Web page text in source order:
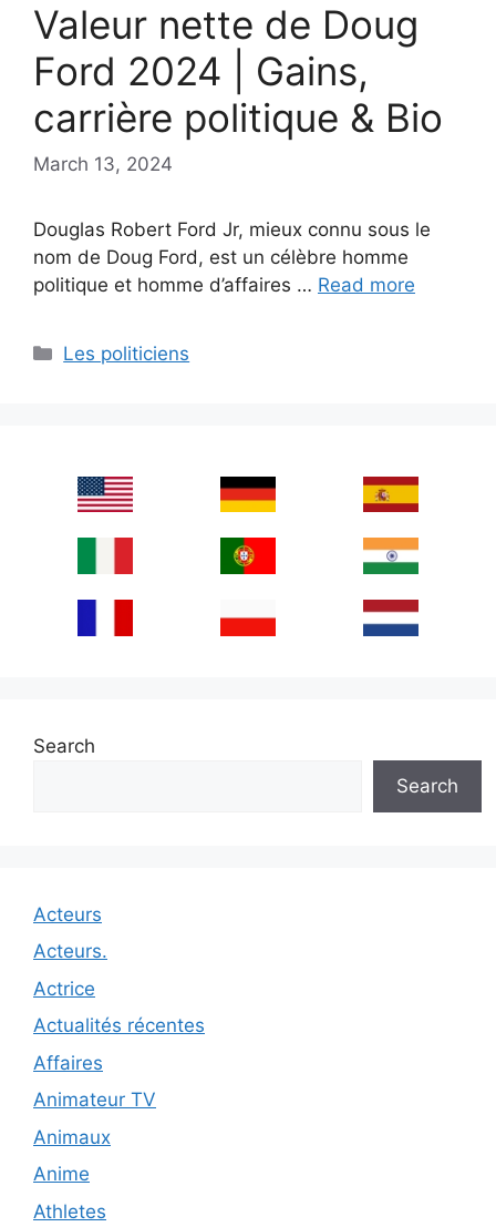
Valeur nette de Doug
Ford 2024 | Gains,
carrière politique & Bio
March 13, 2024
Douglas Robert Ford Jr, mieux connu sous le
nom de Doug Ford, est un célèbre homme
politique et homme d’affaires … Read more
Categories
Les politiciens
Search
Search
Acteurs
Acteurs.
Actrice
Actualités récentes
Affaires
Animateur TV
Animaux
Anime
Athletes